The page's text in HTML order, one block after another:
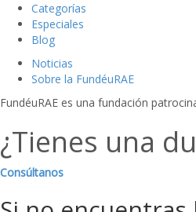
Categorías
Especiales
Blog
Noticias
Sobre la FundéuRAE
FundéuRAE es una fundación
¿Tienes una
Consúltanos